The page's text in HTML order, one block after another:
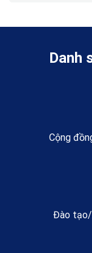
Danh
Cộng
Đào tạo/